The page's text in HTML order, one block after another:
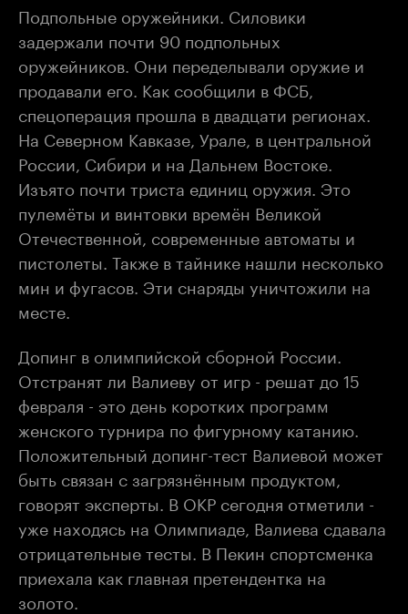
Подпольные оружейники. Силовики
задержали почти 90 подпольных
оружейников. Они переделывали оружие и
продавали его. Как сообщили в ФСБ,
спецоперация прошла в двадцати регионах.
На Северном Кавказе, Урале, в центральной
России, Сибири и на Дальнем Востоке.
Изъято почти триста единиц оружия. Это
пулемёты и винтовки времён Великой
Отечественной, современные автоматы и
пистолеты. Также в тайнике нашли несколько
мин и фугасов. Эти снаряды уничтожили на
месте.
Допинг в олимпийской сборной России.
Отстранят ли Валиеву от игр - решат до 15
февраля - это день коротких программ
женского турнира по фигурному катанию.
Положительный допинг-тест Валиевой может
быть связан с загрязнённым продуктом,
говорят эксперты. В ОКР сегодня отметили -
уже находясь на Олимпиаде, Валиева сдавала
отрицательные тесты. В Пекин спортсменка
приехала как главная претендентка на
золото.